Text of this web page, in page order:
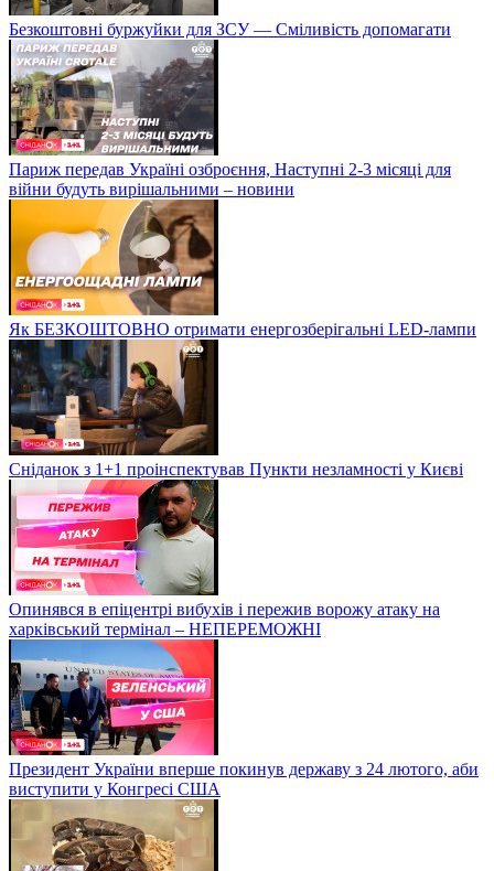
Безкоштовні буржуйки для ЗСУ — Сміливість допомагати
Париж передав Україні озброєння, Наступні 2-3 місяці для
війни будуть вирішальними – новини
Як БЕЗКОШТОВНО отримати енергозберігальні LED-лампи
Сніданок з 1+1 проінспектував Пункти незламності у Києві
Опинявся в епіцентрі вибухів і пережив ворожу атаку на
харківський термінал – НЕПЕРЕМОЖНІ
Президент України вперше покинув державу з 24 лютого, аби
виступити у Конгресі США